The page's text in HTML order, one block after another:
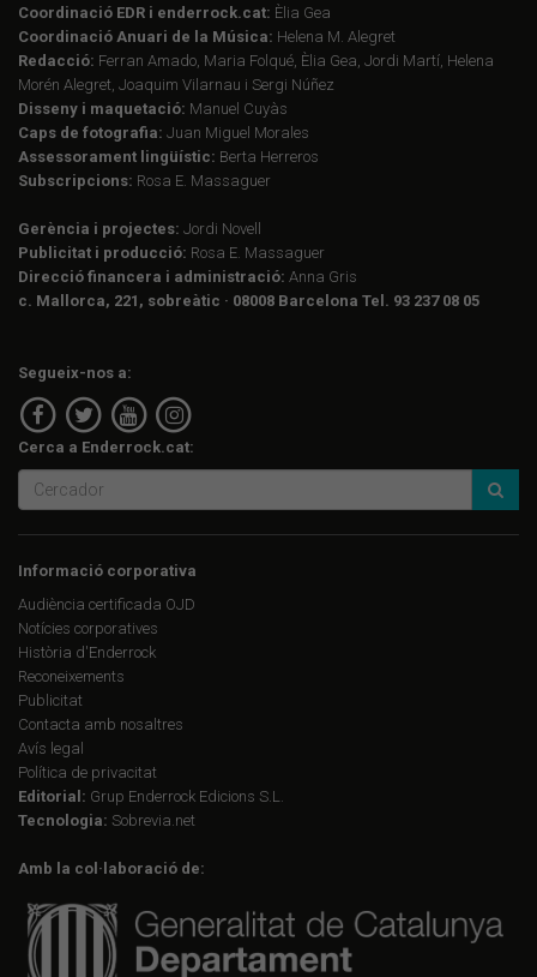
Coordinació EDR i enderrock.cat: Èlia Gea
Coordinació Anuari de la Música: Helena M. Alegret
Redacció: Ferran Amado, Maria Folqué, Èlia Gea, Jordi Martí, Helena
Morén Alegret, Joaquim Vilarnau i Sergi Núñez
Disseny i maquetació: Manuel Cuyàs
Caps de fotografia: Juan Miguel Morales
Assessorament lingüístic: Berta Herreros
Subscripcions: Rosa E. Massaguer
Gerència i projectes: Jordi Novell
Publicitat i producció: Rosa E. Massaguer
Direcció financera i administració: Anna Gris
c. Mallorca, 221, sobreàtic · 08008 Barcelona Tel. 93 237 08 05
Segueix-nos a:
Cerca a Enderrock.cat:
Informació corporativa
Audiència certificada OJD
Notícies corporatives
Història d'Enderrock
Reconeixements
Publicitat
Contacta amb nosaltres
Avís legal
Política de privacitat
Editorial: Grup Enderrock Edicions S.L.
Tecnologia: Sobrevia.net
Amb la col·laboració de: